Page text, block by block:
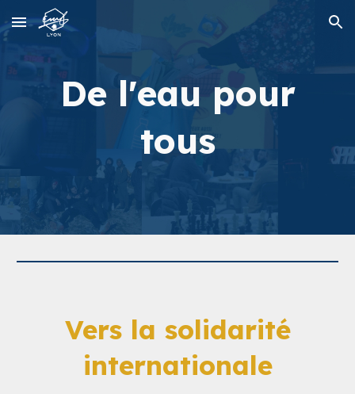
Skip to main content Skip to navigation
De l'eau pour
tous
Vers la solidarité
internationale